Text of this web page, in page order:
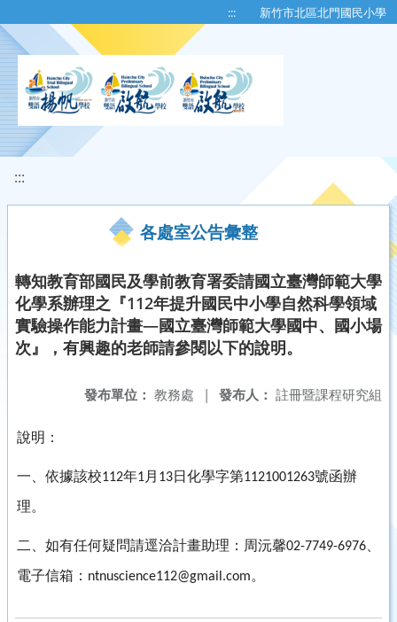
::: 新竹市北區北門國民小學
:::
各處室公告彙整
轉知教育部國民及學前教育署委請國立臺灣師範大學
化學系辦理之『112年提升國民中小學自然科學領域
實驗操作能力計畫—國立臺灣師範大學國中、國小場
次』，有興趣的老師請參閱以下的說明。
發布人： 註冊暨課程研究組
發布單位： 教務處 |
說明：
一、依據該校112年1月 13日化學字第1121001263號函辦
理。
二、如有任何疑問請逕洽計畫助理：周沅馨02-7749-6976
電子信箱： ntnuscience112@gmail.com。